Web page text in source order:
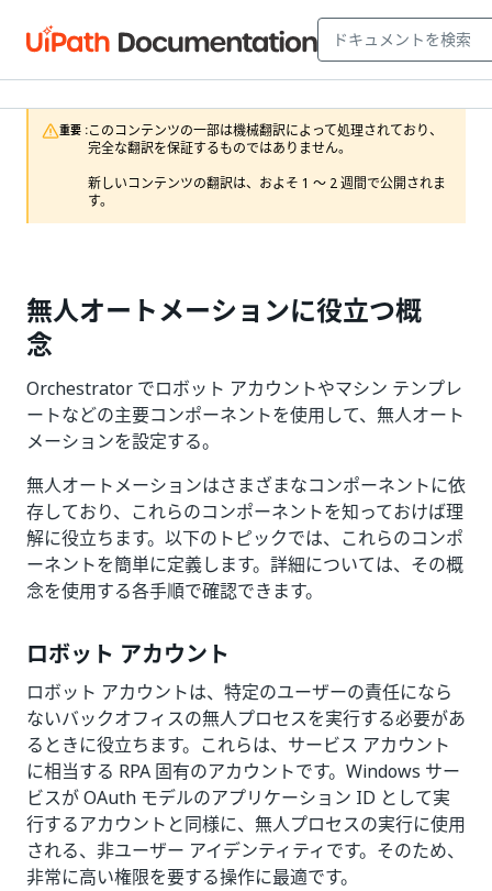
重要 :このコンテンツの一部は機械翻訳によって処理されており、
完全な翻訳を保証するものではありません。
新しいコンテンツの翻訳は、およそ 1 ～ 2 週間で公開されま
す。
無人オートメーションに役立つ概
念
Orchestrator でロボット アカウントやマシン テンプレ
ートなどの主要コンポーネントを使用して、無人オート
メーションを設定する。
無人オートメーションはさまざまなコンポーネントに依
存しており、これらのコンポーネントを知っておけば理
解に役立ちます。以下のトピックでは、これらのコンポ
ーネントを簡単に定義します。詳細については、その概
念を使用する各手順で確認できます。
ロボット アカウント
ロボット アカウントは、特定のユーザーの責任になら
ないバックオフィスの無人プロセスを実行する必要があ
るときに役立ちます。これらは、サービス アカウント
に相当する RPA 固有のアカウントです。Windows サー
ビスが OAuth モデルのアプリケーション ID として実
行するアカウントと同様に、無人プロセスの実行に使用
される、非ユーザー アイデンティティです。そのため、
非常に高い権限を要する操作に最適です。